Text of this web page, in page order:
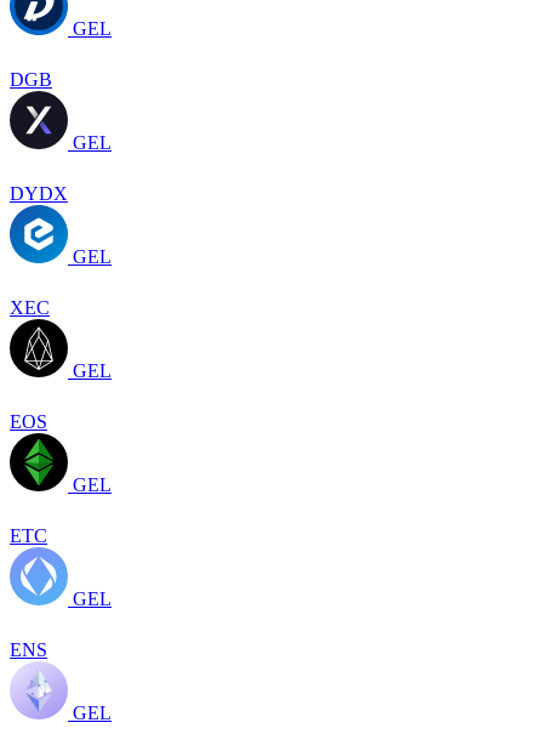
GEL
DGB
GEL
DYDX
GEL
XEC
GEL
EOS
GEL
ETC
GEL
ENS
GEL